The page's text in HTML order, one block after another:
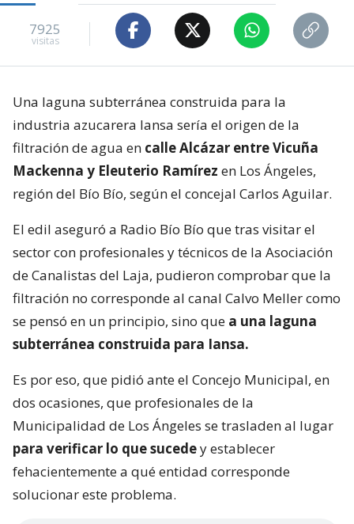
7925
visitas
Una laguna subterránea construida para la
industria azucarera Iansa sería el origen de la
filtración de agua en calle Alcázar entre Vicuña
Mackenna y Eleuterio Ramírez en Los Ángeles,
región del Bío Bío, según el concejal Carlos Aguilar.
El edil aseguró a Radio Bío Bío que tras visitar el
sector con profesionales y técnicos de la Asociación
de Canalistas del Laja, pudieron comprobar que la
filtración no corresponde al canal Calvo Meller como
se pensó en un principio, sino que a una laguna
subterránea construida para Iansa.
Es por eso, que pidió ante el Concejo Municipal, en
dos ocasiones, que profesionales de la
Municipalidad de Los Ángeles se trasladen al lugar
para verificar lo que sucedey establecer
fehacientemente a qué entidad corresponde
solucionar este problema.